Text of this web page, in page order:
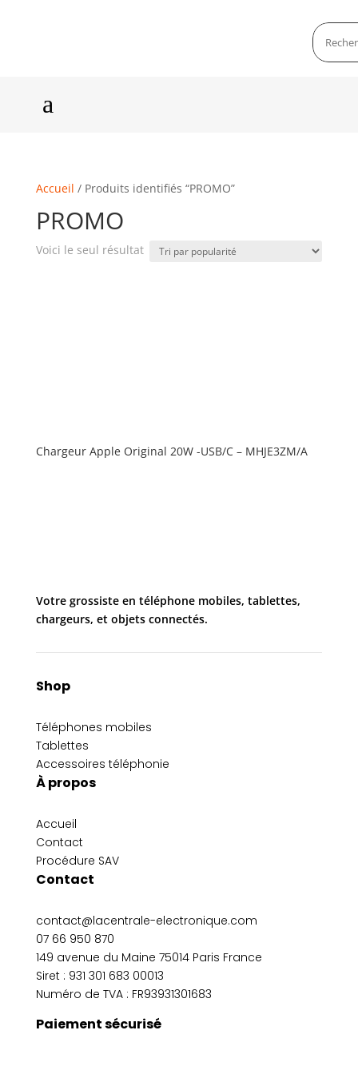
a
Accueil / Produits identifiés “PROMO”
PROMO
Voici le seul résultat
Chargeur Apple Original 20W -USB/C – MHJE3ZM/A
Votre grossiste en téléphone mobiles, tablettes,
chargeurs, et objets connectés.
Shop
Téléphones mobiles
Tablettes
Accessoires téléphonie
À propos
Accueil
Contact
Procédure SAV
Contact
contact@lacentrale-electronique.com
07 66 950 870
149 avenue du Maine 75014 Paris France
Siret : 931 301 683 00013
Numéro de TVA : FR93931301683
Paiement sécurisé